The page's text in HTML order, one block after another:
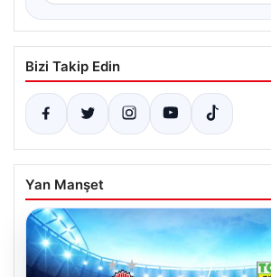
Bizi Takip Edin
Yan Manşet